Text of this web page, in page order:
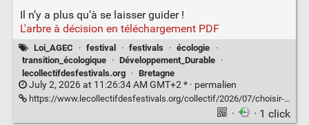
Il n’y a plus qu’à se laisser guider !
L'arbre à décision en téléchargement PDF
Loi_AGEC · festival · festivals · écologie
·
transition_écologique
· Développement_Durable
·
lecollectifdesfestivals.org
· Bretagne
July 2, 2026 at 11:26:34 AM GMT+2 * · permalien
https://www.lecollectifdesfestivals.org/collectif/2026/07/choisir-et-gerer-la-vaisselle-reemployable-de-son-evenement/
· · 1 click